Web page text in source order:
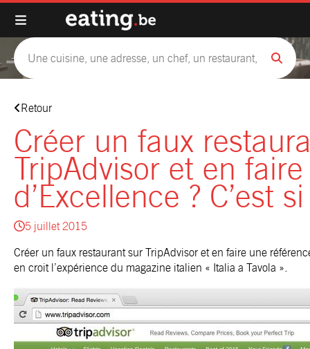
Retour
Créer un faux
TripAdvisor et en
d’Excellence ? C’est
5 juillet 2015
Créer un faux restaurant sur TripAdvisor et en faire une
en croit l’expérience du magazine italien « Italia a Tavola ».